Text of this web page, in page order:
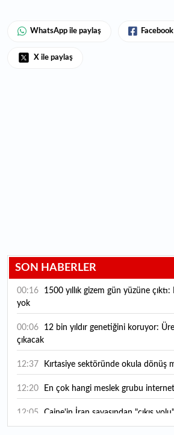
WhatsApp ile paylaş
X ile paylaş
SON HABERLER
00:16
yok
00:06
çıkacak
12:37 Kırtasiye sektöründe okula dönüş
12:20 En çok hangi meslek grubu
12:05 Caine'in İran savaşından "çıkış